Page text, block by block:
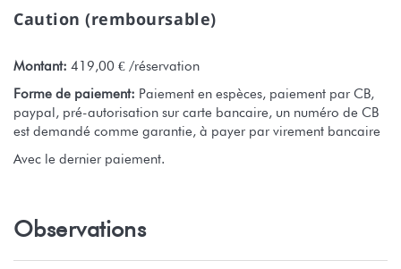
Numéro d'enregistrement : E19305
Caution (remboursable)
Montant: 419,00 € /réservation
Forme de paiement: Paiement en espèces, paiement par CB,
paypal, pré-autorisation sur carte bancaire, un numéro de CB
est demandé comme garantie, à payer par virement bancaire
Avec le dernier paiement.
Observations